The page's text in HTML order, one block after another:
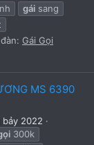
gái sang
Gái Gọi
MS 6390
bảy 2022
300k